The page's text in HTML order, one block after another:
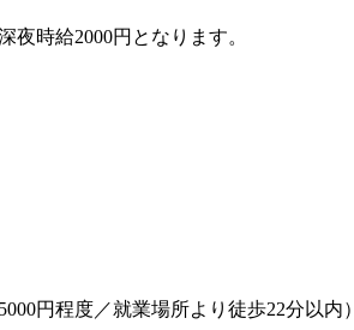
時給2000円となります。
円程度／就業場所より徒歩22分以内）